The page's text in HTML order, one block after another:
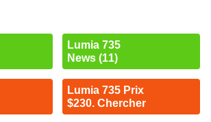
Lumia 735
News (11)
Lumia 735 Prix
$230. Chercher